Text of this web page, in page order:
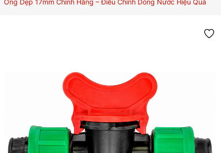
Ống Dẹp 17mm Chính Hãng – Điều Chỉnh Dòng Nước Hiệu Quả